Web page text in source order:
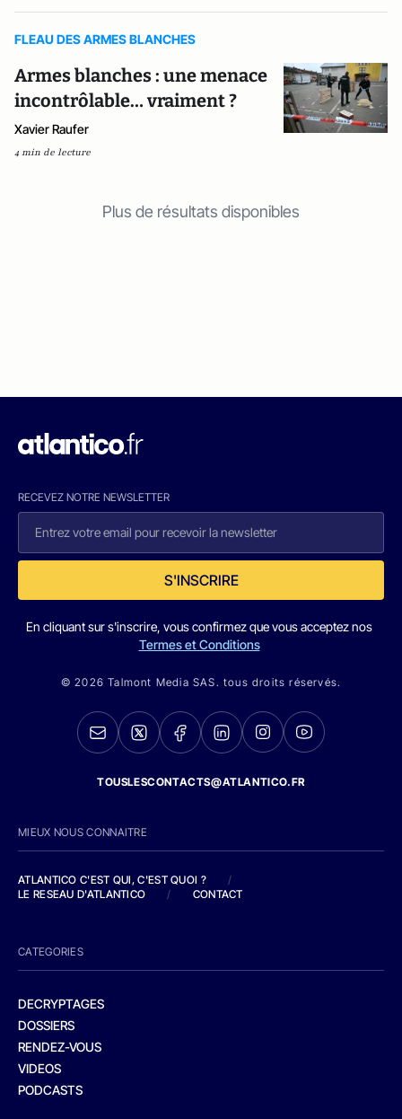
FLEAU DES ARMES BLANCHES
Armes blanches : une menace
incontrôlable… vraiment ?
Xavier Raufer
4 min de lecture
Plus de résultats disponibles
RECEVEZ NOTRE NEWSLETTER
S'INSCRIRE
En cliquant sur s'inscrire, vous confirmez que vous acceptez nos
Termes et Conditions
© 2026 Talmont Media SAS. tous droits réservés.
TOUSLESCONTACTS@ATLANTICO.FR
MIEUX NOUS CONNAITRE
ATLANTICO C'EST QUI, C'EST QUOI ?
/
LE RESEAU D'ATLANTICO
/ CONTACT
CATEGORIES
DECRYPTAGES
DOSSIERS
RENDEZ-VOUS
VIDEOS
PODCASTS